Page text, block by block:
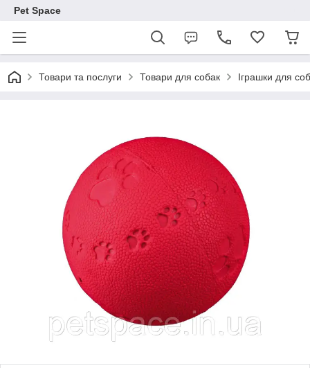
Pet Space
Товари та послуги Товари для собак Іграшки для